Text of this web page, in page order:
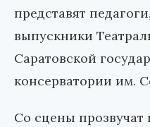
представят
выпускники
Саратовской
консерватории им.
Со сцены прозвучат